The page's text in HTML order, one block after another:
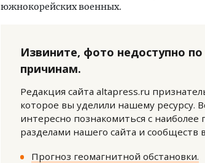
южнокорейских военных.
Извините, фото недоступно
причинам.
Редакция сайта altapress.ru
которое вы уделили нашему ресурсу.
интересно познакомиться с
разделами нашего сайта и сообществ
Прогноз геомагнитной обстановки.